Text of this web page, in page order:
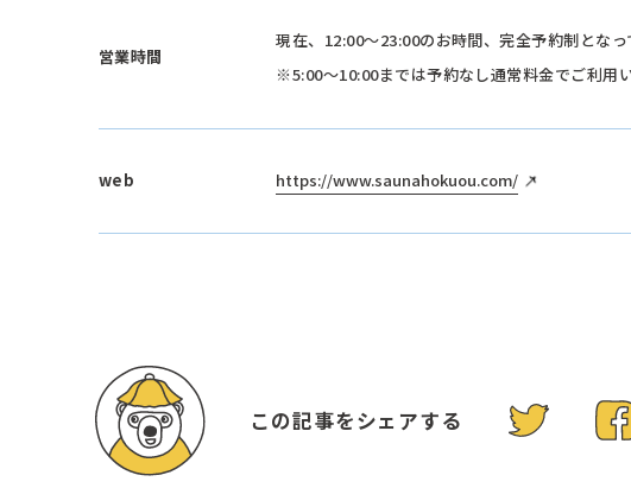
営業時間
現在、12:00～23:00のお時間、完全予約制とな
※5:00～10:00までは予約なし通常料金でご利用
web https://www.saunahokuou.com/
この記事をシェアする